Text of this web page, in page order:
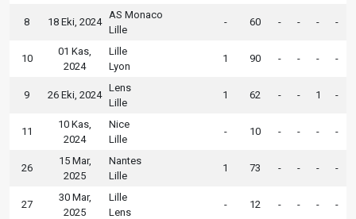
8 18 Eki, 2024
AS Monaco
Lille
- 60 - - - -
10
01 Kas,
2024
Lille
Lyon
1 90 - - - -
9 26 Eki, 2024
Lens
Lille
1 62 - - 1 -
11
10 Kas,
2024
Nice
Lille
- 10 - - - -
26
15 Mar,
2025
Nantes
Lille
1 73 - - - -
27
30 Mar,
2025
Lille
Lens
- 12 - - - -